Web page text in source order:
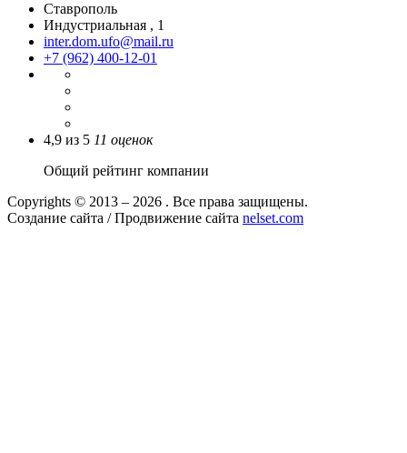
Ставрополь
Индустриальная , 1
inter.dom.ufo@mail.ru
+7 (962) 400-12-01
4,9 из 5 11 оценок
Общий рейтинг компании
Copyrights © 2013 – 2026 . Все права защищены.
Создание сайта / Продвижение сайта nelset.com